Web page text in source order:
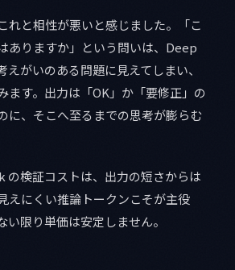
れと相性が悪いと感じました。「こ
ありますか」という問いは、Deep
がいのある問題に見えてしまい、
ます。出力は「OK」か「要修正」の
に、そこへ至るまでの思考が膨らむ
の検証コストは、出力の短さからは
えにくい推論トークンこそが主役
い限り単価は安定しません。